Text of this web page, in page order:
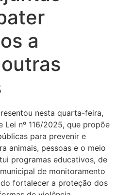
a
nesta quarta-feira,
nº 116/2025, que propõe
para prevenir e
animais, pessoas e o meio
programas educativos, de
de monitoramento
fortalecer a proteção dos